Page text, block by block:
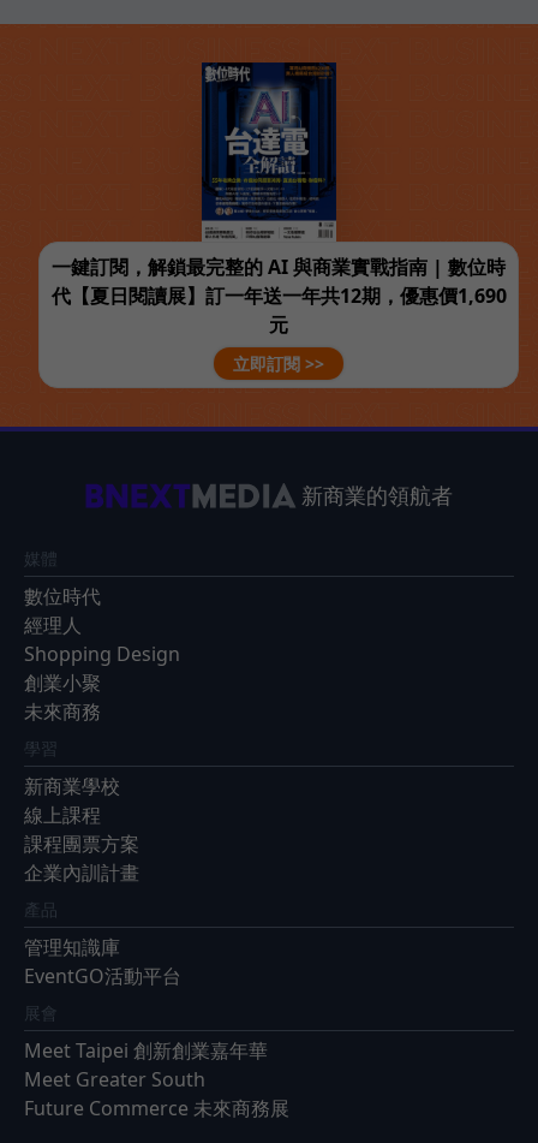
一鍵訂閱，解鎖最完整的 AI 與商業實戰指南 | 數位時
代【夏日閱讀展】訂一年送一年共12期，優惠價1,690
元
立即訂閱 >>
新商業的領航者
媒體
數位時代
經理人
Shopping Design
創業小聚
未來商務
學習
新商業學校
線上課程
課程團票方案
企業內訓計畫
產品
管理知識庫
EventGO活動平台
展會
Meet Taipei 創新創業嘉年華
Meet Greater South
Future Commerce 未來商務展